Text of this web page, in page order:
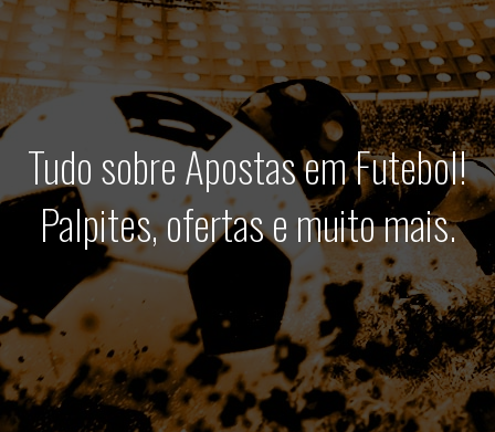
Tudo sobre Apostas em Futebol!
Palpites, ofertas e muito mais.